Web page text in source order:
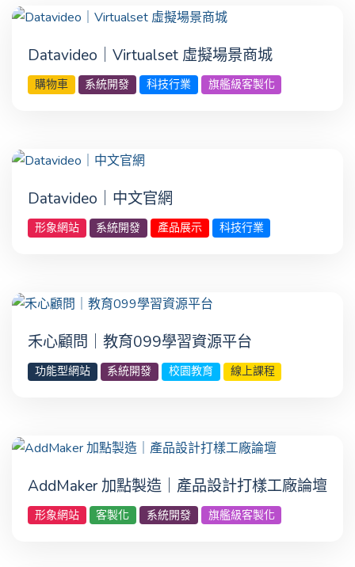
Datavideo｜Virtualset 虛擬場景商城
購物車 系統開發 科技行業 旗艦級客製化
Datavideo｜中文官網
形象網站 系統開發 產品展示 科技行業
禾心顧問｜教育099學習資源平台
功能型網站 系統開發 校園教育 線上課程
AddMaker 加點製造｜產品設計打樣工廠論壇
形象網站 客製化 系統開發 旗艦級客製化